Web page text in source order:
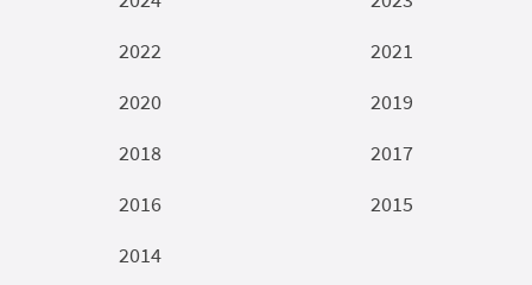
2022
2021
2020
2019
2018
2017
2016
2015
2014